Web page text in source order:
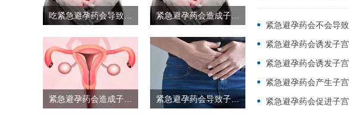
紧急避孕药会导致子宫肌瘤增大吗
紧急避孕药会不会导
紧急避孕药会诱发子
紧急避孕药会诱发子
紧急避孕药会产生子
紧急避孕药会促进子